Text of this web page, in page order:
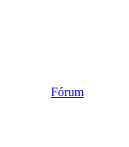
Fórum